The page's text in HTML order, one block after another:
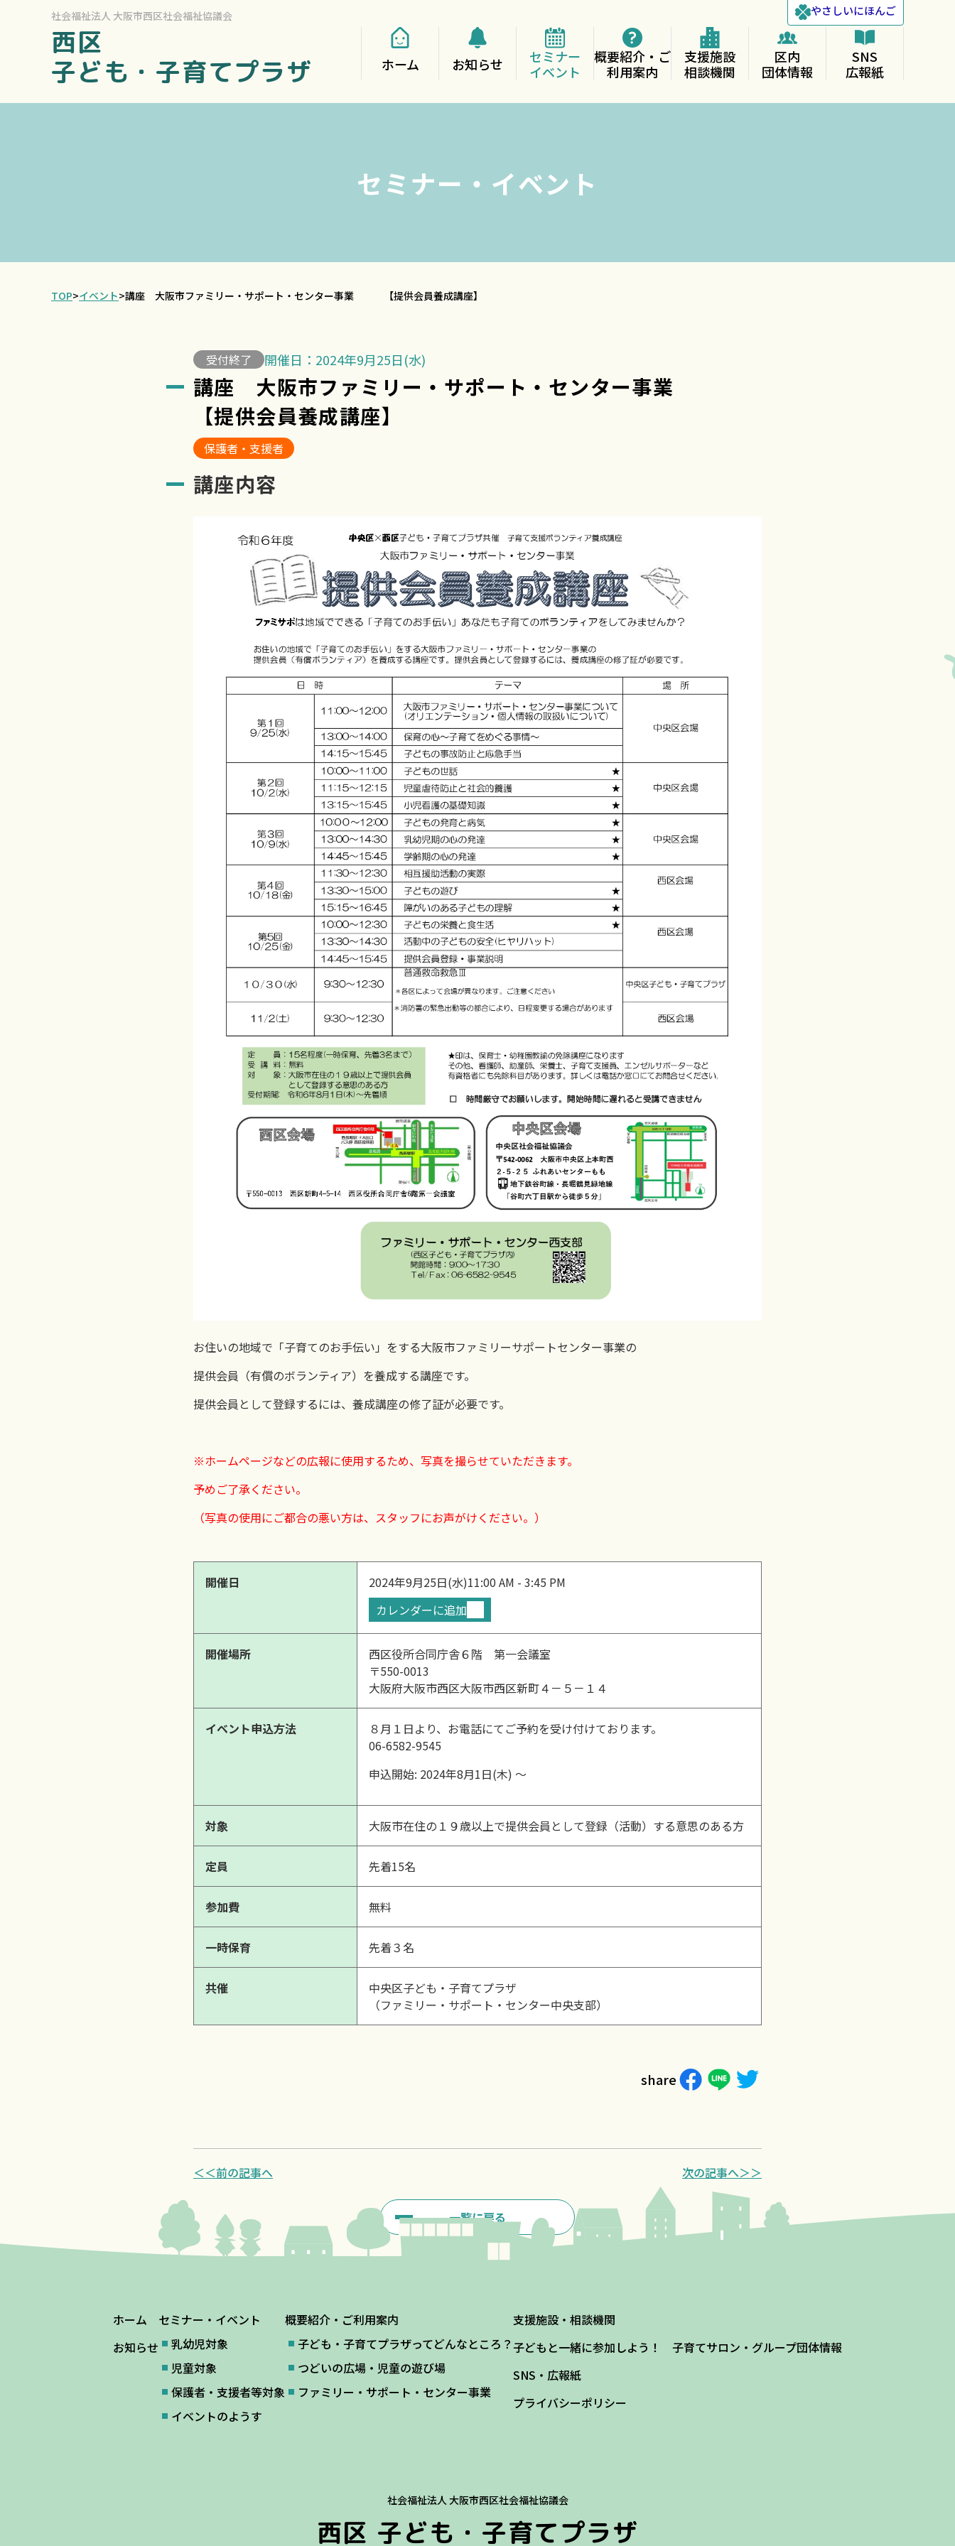
社会福祉法人 大阪市西区社会福祉協議会
西区
子ども・子育てプラザ
やさしいにほんご
ホーム お知らせ
セミナー
イベント
概要紹介・ご
利用案内
支援施設
相談機関
区内
団体情報
SNS
広報紙
セミナー・イベント
TOP>イベント>講座 大阪市ファミリー・サポート・センター事業 【提供会員養成講座】
受付終了 開催日：2024年9月25日(水)
講座 大阪市ファミリー・サポート・センター事業
【提供会員養成講座】
保護者・支援者
講座内容
お住いの地域で「子育てのお手伝い」をする大阪市ファミリーサポートセンター事業の
提供会員（有償のボランティア）を養成する講座です。
提供会員として登録するには、養成講座の修了証が必要です。
※ホームページなどの広報に使用するため、写真を撮らせていただきます。
予めご了承ください。
（写真の使用にご都合の悪い方は、スタッフにお声がけください。）
開催日 2024年9月25日(水)11:00 AM - 3:45 PM
カレンダーに追加
開催場所
西区役所合同庁舎６階 第一会議室
〒550-0013
大阪府大阪市西区大阪市西区新町４－５－１４
イベント申込方法
８月１日より、お電話にてご予約を受け付けております。
06-6582-9545
申込開始: 2024年8月1日(木) 〜
対象 大阪市在住の１９歳以上で提供会員として登録（活動）する意思のある方
定員 先着15名
参加費 無料
一時保育 先着３名
共催
中央区子ども・子育てプラザ
（ファミリー・サポート・センター中央支部）
share
＜＜前の記事へ
一覧に戻る
次の記事へ＞＞
ホーム
お知らせ
セミナー・イベント
乳幼児対象
児童対象
保護者・支援者等対象
イベントのようす
概要紹介・ご利用案内
子ども・子育てプラザってどんなところ？
つどいの広場・児童の遊び場
ファミリー・サポート・センター事業
支援施設・相談機関
子どもと一緒に参加しよう！ 子育てサロン・グループ団体情報
SNS・広報紙
プライバシーポリシー
社会福祉法人 大阪市西区社会福祉協議会
西区 子ども・子育てプラザ